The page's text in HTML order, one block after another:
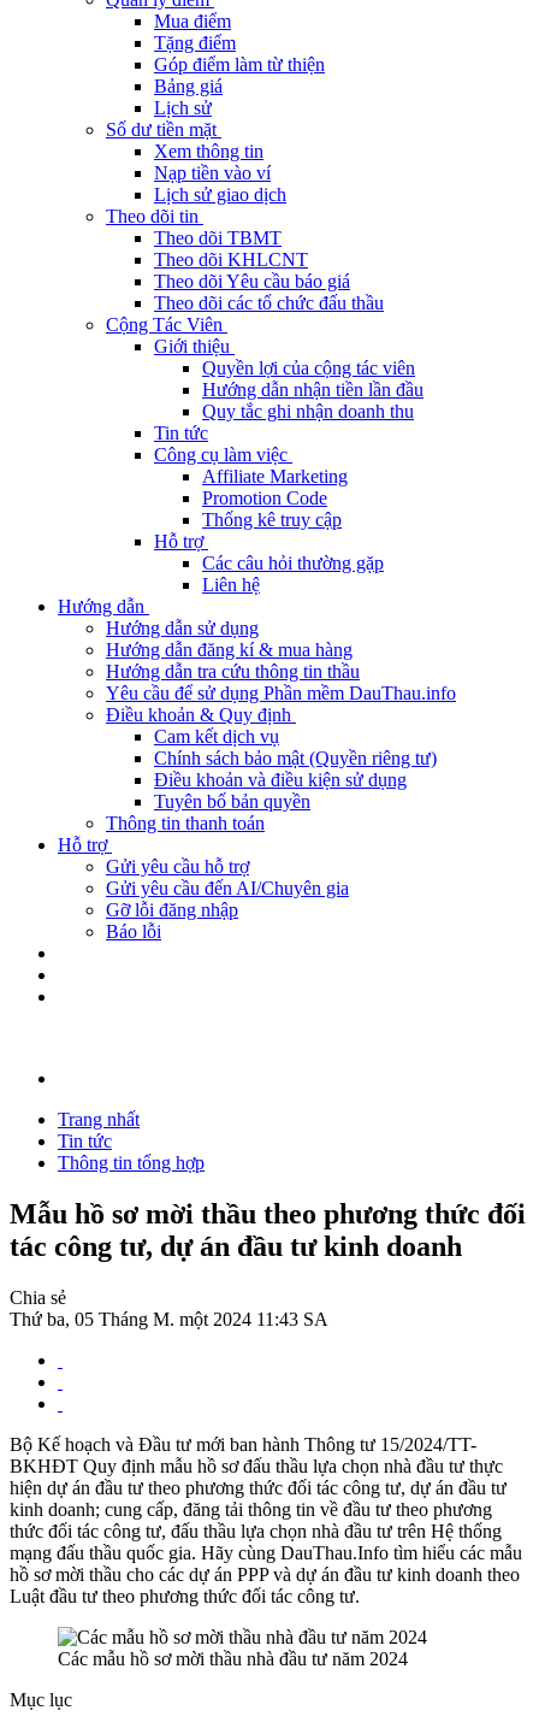
Mua điểm
Tặng điểm
Góp điểm làm từ thiện
Bảng giá
Lịch sử
Số dư tiền mặt
Xem thông tin
Nạp tiền vào ví
Lịch sử giao dịch
Theo dõi tin
Theo dõi TBMT
Theo dõi KHLCNT
Theo dõi Yêu cầu báo giá
Theo dõi các tổ chức đấu thầu
Cộng Tác Viên
Giới thiệu
Quyền lợi của cộng tác viên
Hướng dẫn nhận tiền lần đầu
Quy tắc ghi nhận doanh thu
Tin tức
Công cụ làm việc
Affiliate Marketing
Promotion Code
Thống kê truy cập
Hỗ trợ
Các câu hỏi thường gặp
Liên hệ
Hướng dẫn
Hướng dẫn sử dụng
Hướng dẫn đăng kí & mua hàng
Hướng dẫn tra cứu thông tin thầu
Yêu cầu để sử dụng Phần mềm DauThau.info
Điều khoản & Quy định
Cam kết dịch vụ
Chính sách bảo mật (Quyền riêng tư)
Điều khoản và điều kiện sử dụng
Tuyên bố bản quyền
Thông tin thanh toán
Hỗ trợ
Gửi yêu cầu hỗ trợ
Gửi yêu cầu đến AI/Chuyên gia
Gỡ lỗi đăng nhập
Báo lỗi
Trang nhất
Tin tức
Thông tin tổng hợp
Mẫu hồ sơ mời thầu theo phương thức đối
tác công tư, dự án đầu tư kinh doanh
Chia sẻ
Thứ ba, 05 Tháng M. một 2024 11:43 SA
Bộ Kế hoạch và Đầu tư mới ban hành Thông tư 15/2024/TT-
BKHĐT Quy định mẫu hồ sơ đấu thầu lựa chọn nhà đầu tư thực
hiện dự án đầu tư theo phương thức đối tác công tư, dự án đầu tư
kinh doanh; cung cấp, đăng tải thông tin về đầu tư theo phương
thức đối tác công tư, đấu thầu lựa chọn nhà đầu tư trên Hệ thống
mạng đấu thầu quốc gia. Hãy cùng DauThau.Info tìm hiểu các mẫu
hồ sơ mời thầu cho các dự án PPP và dự án đầu tư kinh doanh theo
Luật đầu tư theo phương thức đối tác công tư.
Các mẫu hồ sơ mời thầu nhà đầu tư năm 2024
Mục lục